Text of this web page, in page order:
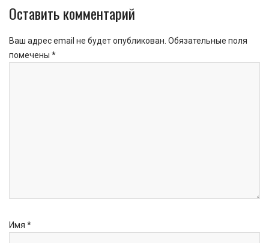
Оставить комментарий
Ваш адрес email не будет опубликован. Обязательные поля
помечены *
Имя *